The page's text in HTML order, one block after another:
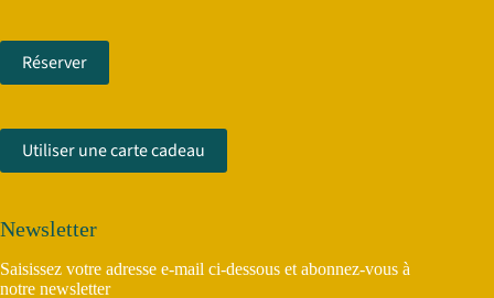
Réserver
Utiliser une carte cadeau
Newsletter
Saisissez votre adresse e-mail ci-dessous et abonnez-vous à
notre newsletter